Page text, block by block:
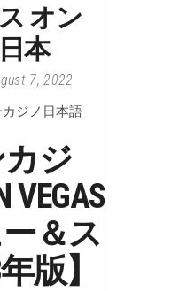
オン
本
7, 2022
ジノ日本語
ジ
VEGAS
ー＆ス
版】